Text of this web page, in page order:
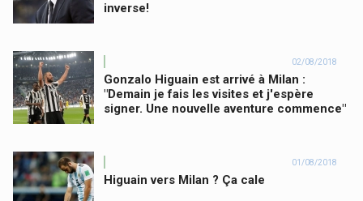
inverse!
02/08/2018
Gonzalo Higuain est arrivé à Milan :
"Demain je fais les visites et j'espère
signer. Une nouvelle aventure commence"
01/08/2018
Higuain vers Milan ? Ça cale